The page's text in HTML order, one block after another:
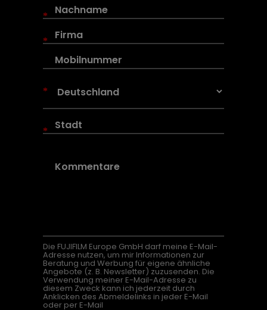
*
*
*
*
Die FUJIFILM Europe GmbH darf meine E-Mail-
Adresse nutzen, um mir Informationen zur
Beratung und Werbung für eigene ähnliche
Angebote (z. B. Newsletter) zuzusenden. Die
Verwendung meiner E-Mail-Adresse zu
diesem Zweck kann ich jederzeit durch
Anklicken des Abmeldelinks in jeder E-Mail
oder per E-Mail